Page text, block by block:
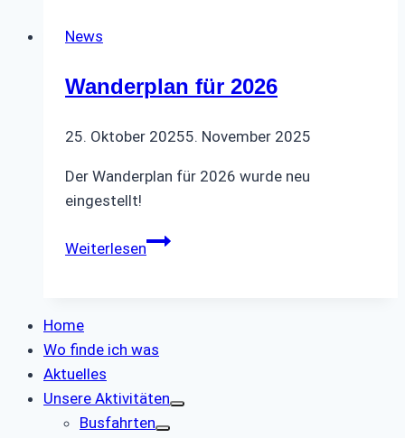
News
Wanderplan für 2026
25. Oktober 20255. November 2025
Der Wanderplan für 2026 wurde neu
eingestellt!
WeiterlesenWanderplan
Home
Wo finde ich was
Aktuelles
Unsere Aktivitäten
Busfahrten